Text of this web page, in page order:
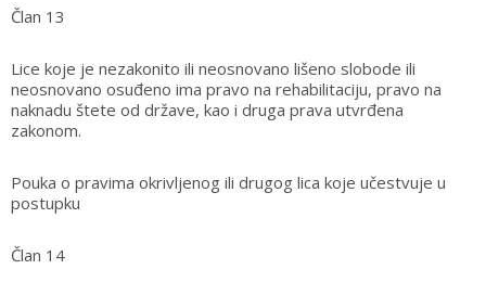
Član 13
Lice koje je nezakonito ili neosnovano lišeno slobode ili
neosnovano osuđeno ima pravo na rehabilitaciju, pravo na
naknadu štete od države, kao i druga prava utvrđena
zakonom.
Pouka o pravima okrivljenog ili drugog lica koje učestvuje u
postupku
Član 14